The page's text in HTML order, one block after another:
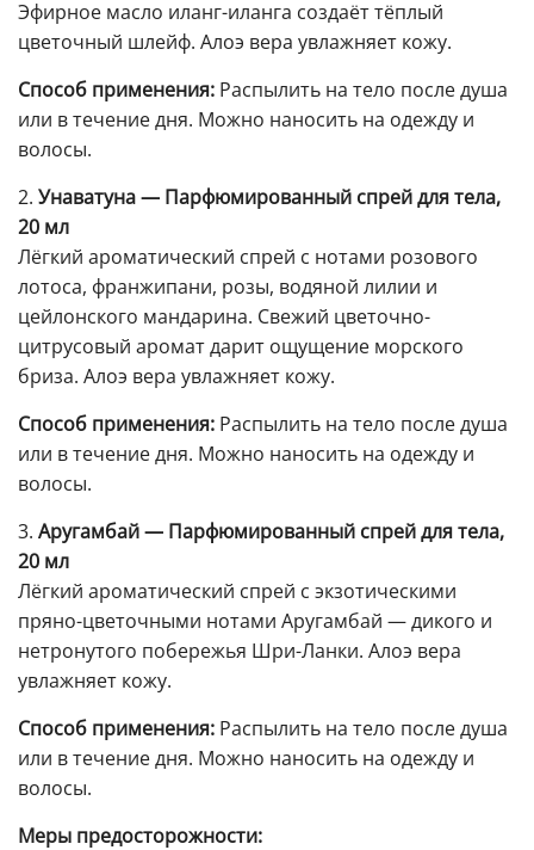
Эфирное масло иланг-иланга создаёт тёплый
цветочный шлейф. Алоэ вера увлажняет кожу.
Способ применения: Распылить на тело после душа
или в течение дня. Можно наносить на одежду и
волосы.
2. Унаватуна — Парфюмированный спрей для тела,
20 мл
Лёгкий ароматический спрей с нотами розового
лотоса, франжипани, розы, водяной лилии и
цейлонского мандарина. Свежий цветочно-
цитрусовый аромат дарит ощущение морского
бриза. Алоэ вера увлажняет кожу.
Способ применения: Распылить на тело после душа
или в течение дня. Можно наносить на одежду и
волосы.
3. Аругамбай — Парфюмированный спрей для тела,
20 мл
Лёгкий ароматический спрей с экзотическими
пряно-цветочными нотами Аругамбай — дикого и
нетронутого побережья Шри-Ланки. Алоэ вера
увлажняет кожу.
Способ применения: Распылить на тело после душа
или в течение дня. Можно наносить на одежду и
волосы.
Меры предосторожности: